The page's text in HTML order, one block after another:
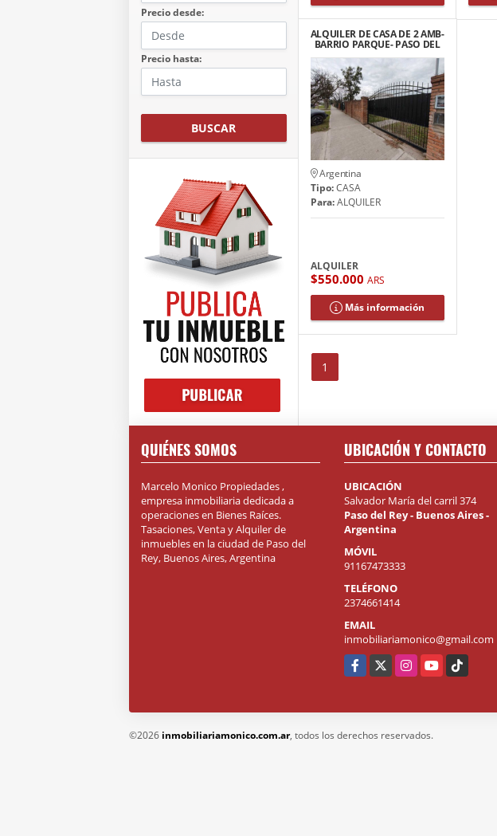
Precio desde:
Precio hasta:
BUSCAR
ALQUILER DE CASA DE 2 AMB-
BARRIO PARQUE- PASO DEL
REY
Argentina
Tipo:CASA
Para:ALQUILER
ALQUILER
$550.000 ARS
Más información
1
QUIÉNES SOMOS
Marcelo Monico Propiedades ,
empresa inmobiliaria dedicada a
operaciones en Bienes Raíces.
Tasaciones, Venta y Alquiler de
inmuebles en la ciudad de Paso del
Rey, Buenos Aires, Argentina
UBICACIÓN Y CONTACTO
UBICACIÓN
Salvador María del carril 374
Paso del Rey - Buenos Aires -
Argentina
MÓVIL
91167473333
TELÉFONO
2374661414
EMAIL
inmobiliariamonico@gmail.com
Facebook
X InstagramYouTube
TikTok
©2026 inmobiliariamonico.com.ar, todos los derechos reservados.